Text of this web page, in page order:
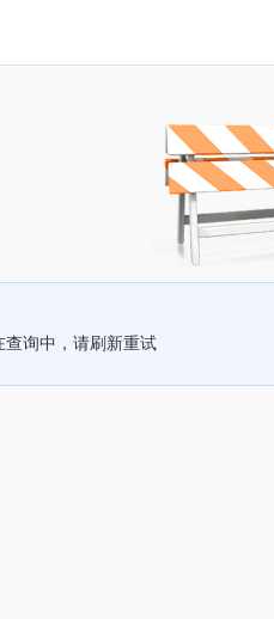
查询中，请刷新重试